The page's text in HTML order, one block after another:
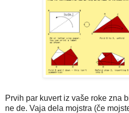
Prvih par kuvert iz vaše roke zna
ne de. Vaja dela mojstra (če